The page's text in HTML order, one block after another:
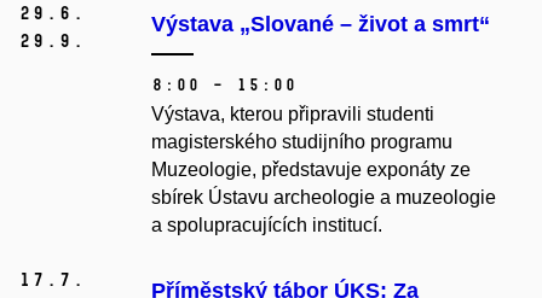
29. 6.
29. 9.
Výstava „Slované – život a smrt“
8:00 – 15:00
Výstava, kterou připravili studenti
magisterského studijního programu
Muzeologie, představuje exponáty ze
sbírek Ústavu archeologie a muzeologie
a spolupracujících institucí.
17. 7.
Příměstský tábor ÚKS: Za